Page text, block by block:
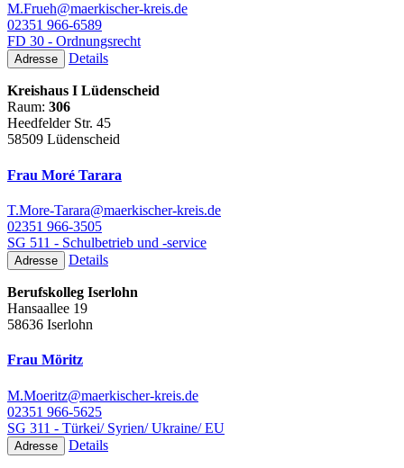
M.Frueh@maerkischer-kreis.de
02351 966-6589
FD 30 - Ordnungsrecht
Adresse Details
Kreishaus I Lüdenscheid
Raum: 306
Heedfelder Str. 45
58509 Lüdenscheid
Frau Moré Tarara
T.More-Tarara@maerkischer-kreis.de
02351 966-3505
SG 511 - Schulbetrieb und -service
Adresse Details
Berufskolleg Iserlohn
Hansaallee 19
58636 Iserlohn
Frau Möritz
M.Moeritz@maerkischer-kreis.de
02351 966-5625
SG 311 - Türkei/ Syrien/ Ukraine/ EU
Adresse Details